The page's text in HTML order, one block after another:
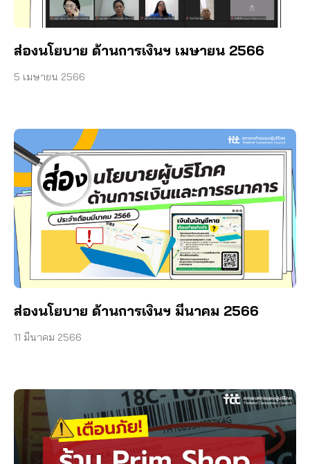
ส่องนโยบาย ด้านการเงินฯ เมษายน 2566
5 เมษายน 2566
ส่องนโยบาย ด้านการเงินฯ มีนาคม 2566
11 มีนาคม 2566